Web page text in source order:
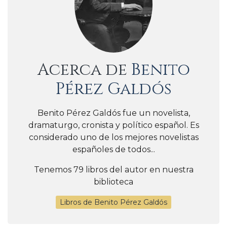
Acerca de Benito
Pérez Galdós
Benito Pérez Galdós fue un novelista,
dramaturgo, cronista y político español. Es
considerado uno de los mejores novelistas
españoles de todos...
Tenemos 79 libros del autor en nuestra
biblioteca
Libros de Benito Pérez Galdós